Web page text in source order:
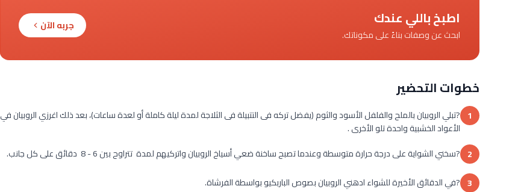
اطبخ باللي عندك
ابحث عن وصفات بناءً على مكوناتك.
جربه الآن
خطوات التحضير
1 ?تبلي الروبيان بالملح والفلفل الأسود والثوم (يفضل تركه فى التتبيلة فى الثلاجة لمدة ليلة كاملة أو لعدة ساعات)، بعد ذلك اغرزي الروبيان في
الأعواد الخشبية واحدة تلو الأخرى .
2 ?سخني الشواية على درجة حرارة متوسطة وعندما تصبح ساخنة ضعي أسياخ الروبيان واتركيهم لمدة تتراوح بين 6 - 8 دقائق على كل جانب.
3 ?في الدقائق الأخيرة للشواء ادهني الروبيان بصوص الباربكيو بواسطة الفرشاة.